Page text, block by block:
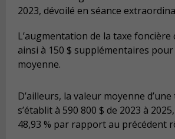
2023, dévoilé en séance
L’augmentation de la taxe
ainsi à 150 $ supplémentaires
moyenne.
D’ailleurs, la valeur moyenne
s’établit à 590 800 $ de 2023 à
48,93 % par rapport au précédent